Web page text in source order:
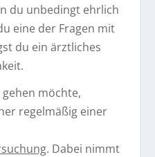
du unbedingt ehrlich
eine der Fragen mit
du ein ärztliches
möchte,
regelmäßig einer
. Dabei nimmt